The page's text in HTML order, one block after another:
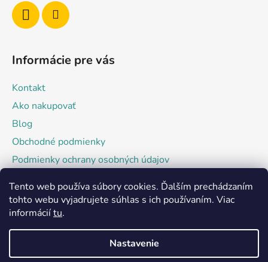
Tento web používa súbory cookies. Ďalším prechádzaním
tohto webu vyjadrujete súhlas s ich používaním. Viac
informáciítu.
Nastavenie
Informácie pre vás
Kontakt
Ako nakupovať
Blog
Obchodné podmienky
Podmienky ochrany osobných údajov
Facebook